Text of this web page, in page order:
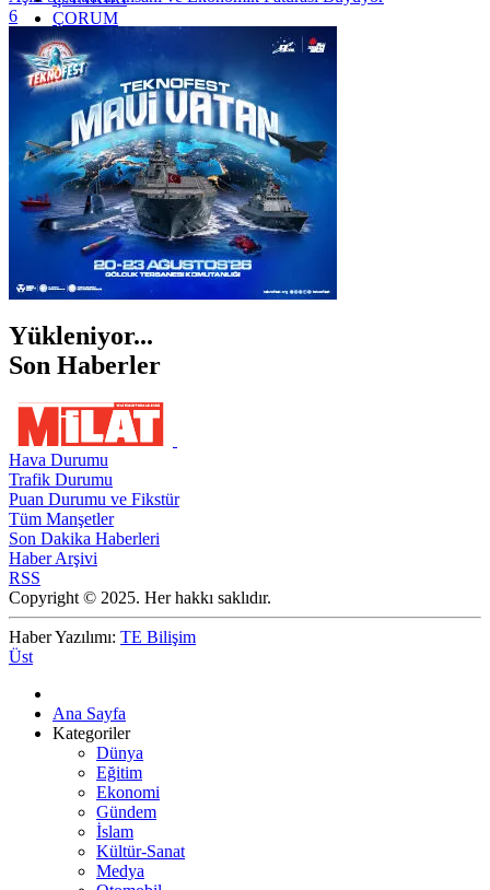
ÇORUM
İSTANBUL
İZMİR
ŞANLIURFA
ŞIRNAK
6
Yükleniyor...
Son Haberler
Hava Durumu
Trafik Durumu
Puan Durumu ve Fikstür
Tüm Manşetler
Son Dakika Haberleri
Haber Arşivi
RSS
Copyright © 2025. Her hakkı saklıdır.
Haber Yazılımı: TE Bilişim
Üst
Ana Sayfa
Kategoriler
Dünya
Eğitim
Ekonomi
Gündem
İslam
Kültür-Sanat
Medya